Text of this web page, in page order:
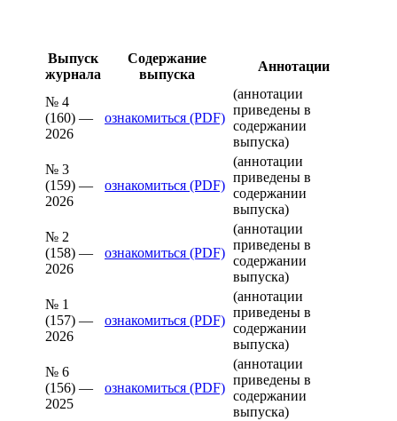
Выпуск
журнала
Содержание
выпуска
Аннотации
№ 4
(160) —
2026
ознакомиться (PDF)
(аннотации
приведены в
содержании
выпуска)
№ 3
(159) —
2026
ознакомиться (PDF)
(аннотации
приведены в
содержании
выпуска)
№ 2
(158) —
2026
ознакомиться (PDF)
(аннотации
приведены в
содержании
выпуска)
№ 1
(157) —
2026
ознакомиться (PDF)
(аннотации
приведены в
содержании
выпуска)
№ 6
(156) —
2025
ознакомиться (PDF)
(аннотации
приведены в
содержании
выпуска)